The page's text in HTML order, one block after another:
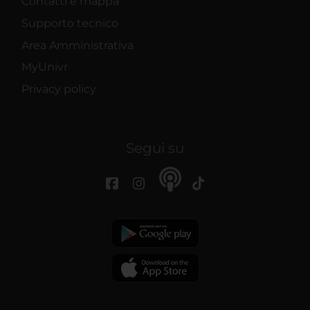
Supporto tecnico
Area Amministrativa
MyUnivr
Privacy policy
Segui su